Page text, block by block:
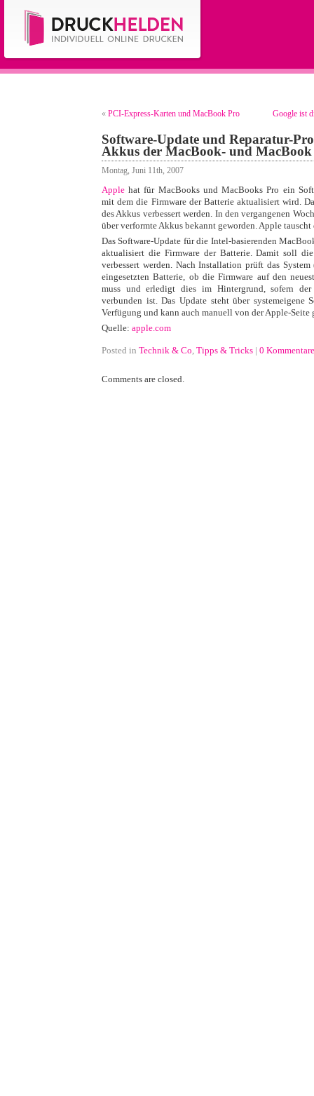
« PCI-Express-Karten und MacBook Pro Google ist
Software-Update und Reparatur-
Akkus der MacBook- und MacBook
Montag, Juni 11th, 2007
Apple hat für MacBooks und MacBooks Pro ein
mit dem die Firmware der Batterie aktualisiert wird.
des Akkus verbessert werden. In den vergangenen
über verformte Akkus bekannt geworden. Apple tauscht
Das Software-Update für die Intel-basierenden
aktualisiert die Firmware der Batterie. Damit soll
verbessert werden. Nach Installation prüft das
eingesetzten Batterie, ob die Firmware auf den
muss und erledigt dies im Hintergrund, sofern
verbunden ist. Das Update steht über systemeigene
Verfügung und kann auch manuell von der Apple-Seite
Quelle: apple.com
Posted in Technik & Co, Tipps & Tricks | 0 Kommentare
Comments are closed.